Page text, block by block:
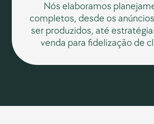
Nós elaboramos
completos, desde os
ser produzidos, até
venda para fidelização de